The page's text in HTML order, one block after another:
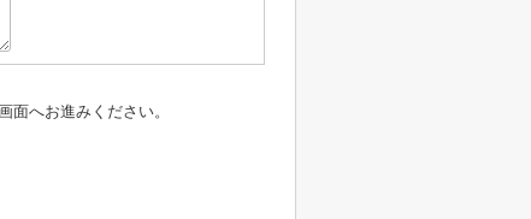
面へお進みください。